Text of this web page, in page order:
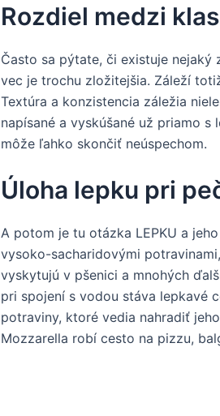
Rozdiel medzi
Často sa pýtate, či existuje nejaký
vec je trochu zložitejšia. Záleží
Textúra a konzistencia záležia
napísané a vyskúšané už priamo
môže ľahko skončiť neúspechom.
Úloha lepku pri
A potom je tu otázka LEPKU a
vysoko-sacharidovými
vyskytujú v pšenici a mnohých
pri spojení s vodou stáva lepkavé
potraviny, ktoré vedia nahradiť
Mozzarella robí cesto na pizzu,